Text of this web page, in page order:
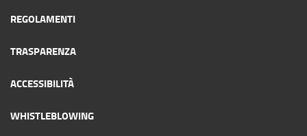
REGOLAMENTI
TRASPARENZA
ACCESSIBILITÀ
WHISTLEBLOWING